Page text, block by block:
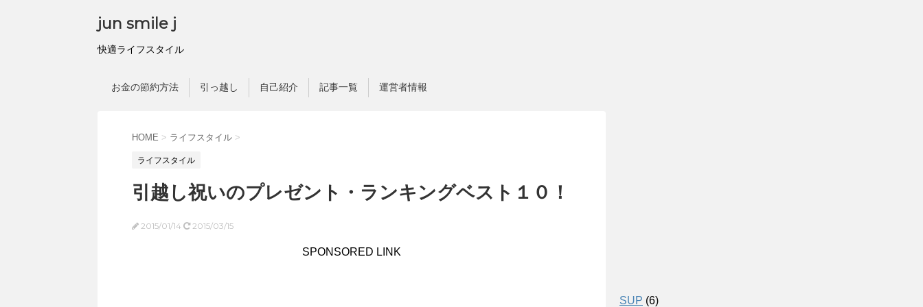
jun smile j
快適ライフスタイル
お金の節約方法 引っ越し 自己紹介 記事一覧 運営者情報
HOME > ライフスタイル >
ライフスタイル
引越し祝いのプレゼント・ランキングベスト１０！
2015/01/14 2015/03/15
SPONSORED LINK
SUP (6)